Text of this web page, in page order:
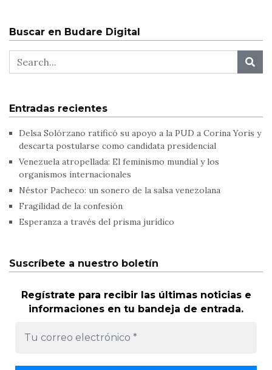
Buscar en Budare Digital
Entradas recientes
Delsa Solórzano ratificó su apoyo a la PUD a Corina Yoris y
descarta postularse como candidata presidencial
Venezuela atropellada: El feminismo mundial y los
organismos internacionales
Néstor Pacheco: un sonero de la salsa venezolana
Fragilidad de la confesión
Esperanza a través del prisma jurídico
Suscríbete a nuestro boletín
Regístrate para recibir las últimas noticias e
informaciones en tu bandeja de entrada.